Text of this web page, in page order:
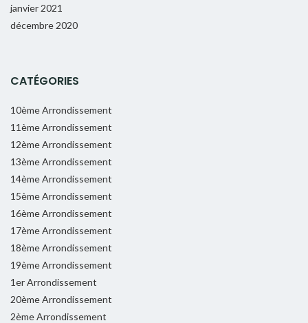
janvier 2021
décembre 2020
CATÉGORIES
10ème Arrondissement
11ème Arrondissement
12ème Arrondissement
13ème Arrondissement
14ème Arrondissement
15ème Arrondissement
16ème Arrondissement
17ème Arrondissement
18ème Arrondissement
19ème Arrondissement
1er Arrondissement
20ème Arrondissement
2ème Arrondissement